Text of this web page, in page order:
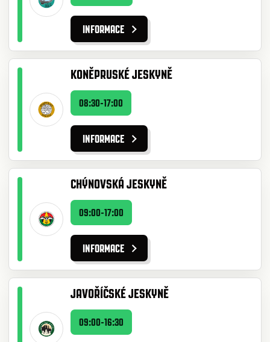
INFORMACE
KONĚPRUSKÉ JESKYNĚ
08:30-17:00
INFORMACE
CHÝNOVSKÁ JESKYNĚ
09:00-17:00
INFORMACE
JAVOŘÍČSKÉ JESKYNĚ
09:00-16:30